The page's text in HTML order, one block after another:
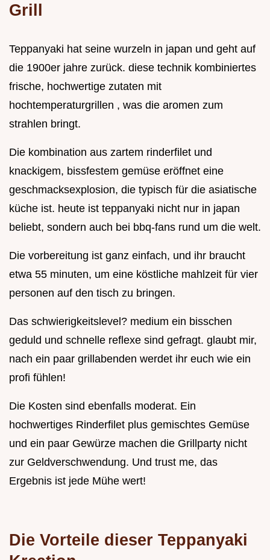
Grill
Teppanyaki hat seine wurzeln in japan und geht auf
die 1900er jahre zurück. diese technik kombiniertes
frische, hochwertige zutaten mit
hochtemperaturgrillen , was die aromen zum
strahlen bringt.
Die kombination aus zartem rinderfilet und
knackigem, bissfestem gemüse eröffnet eine
geschmacksexplosion, die typisch für die asiatische
küche ist. heute ist teppanyaki nicht nur in japan
beliebt, sondern auch bei bbq-fans rund um die welt.
Die vorbereitung ist ganz einfach, und ihr braucht
etwa 55 minuten, um eine köstliche mahlzeit für vier
personen auf den tisch zu bringen.
Das schwierigkeitslevel? medium ein bisschen
geduld und schnelle reflexe sind gefragt. glaubt mir,
nach ein paar grillabenden werdet ihr euch wie ein
profi fühlen!
Die Kosten sind ebenfalls moderat. Ein
hochwertiges Rinderfilet plus gemischtes Gemüse
und ein paar Gewürze machen die Grillparty nicht
zur Geldverschwendung. Und trust me, das
Ergebnis ist jede Mühe wert!
Die Vorteile dieser Teppanyaki